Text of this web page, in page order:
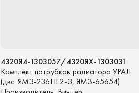
4320Я4-1303057/4320ЯХ-1303031
Комплект патрубков радиатора УРАЛ
(двс. ЯМЗ-236НЕ2-3, ЯМЗ-65654)